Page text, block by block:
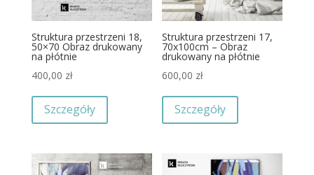
Struktura przestrzeni 18,
50×70 Obraz drukowany
na płótnie
400,00 zł
Szczegóły
Struktura przestrzeni 17,
70x100cm – Obraz
drukowany na płótnie
600,00 zł
Szczegóły